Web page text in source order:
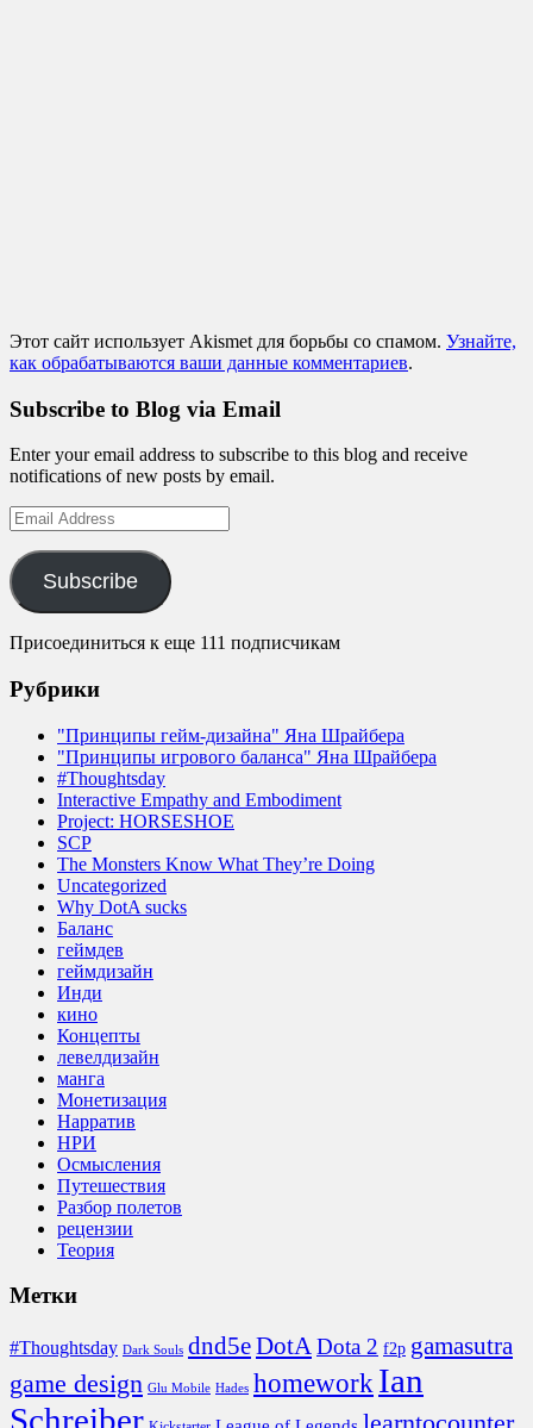
Этот сайт использует Akismet для борьбы со спамом. Узнайте,
как обрабатываются ваши данные комментариев.
Subscribe to Blog via Email
Enter your email address to subscribe to this blog and receive
notifications of new posts by email.
Email
Address
Subscribe
Присоединиться к еще 111 подписчикам
Рубрики
"Принципы гейм-дизайна" Яна Шрайбера
"Принципы игрового баланса" Яна Шрайбера
#Thoughtsday
Interactive Empathy and Embodiment
Project: HORSESHOE
SCP
The Monsters Know What They’re Doing
Uncategorized
Why DotA sucks
Баланс
геймдев
геймдизайн
Инди
кино
Концепты
левелдизайн
манга
Монетизация
Нарратив
НРИ
Осмысления
Путешествия
Разбор полетов
рецензии
Теория
Метки
#Thoughtsday Dark Souls dnd5eDotADota 2 f2p gamasutra
game design Glu Mobile Hades homework Ian
Schreiber